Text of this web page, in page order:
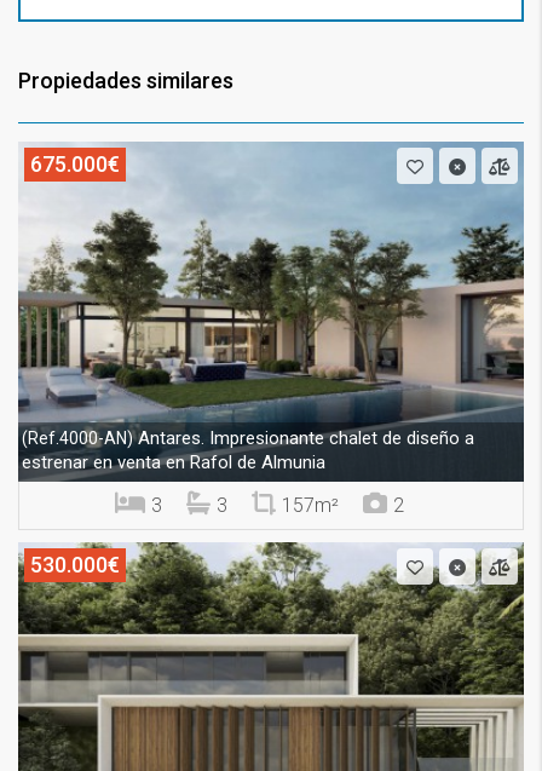
Propiedades similares
675.000€
(Ref.4000-AN)Antares. Impresionante chalet de diseño a
estrenar en venta en Rafol de Almunia
3 3 157m² 2
530.000€